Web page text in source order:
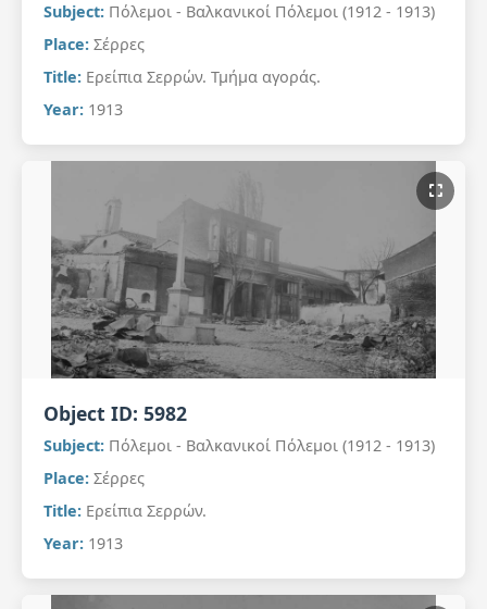
Subject: Πόλεμοι - Βαλκανικοί Πόλεμοι (1912 - 1913)
Place: Σέρρες
Title: Ερείπια Σερρών. Τμήμα αγοράς.
Year: 1913
Object ID: 5982
Subject: Πόλεμοι - Βαλκανικοί Πόλεμοι (1912 - 1913)
Place: Σέρρες
Title: Ερείπια Σερρών.
Year: 1913